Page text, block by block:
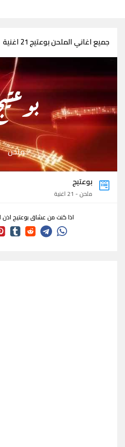
جميع اغاني الملحن بوعتيج 21 اغنية
ملحن
بوعتيج
ملحن - 21 اغنية
اذا كنت من عشاق بوعتيج